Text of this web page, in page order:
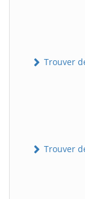
Trouver
Trouver